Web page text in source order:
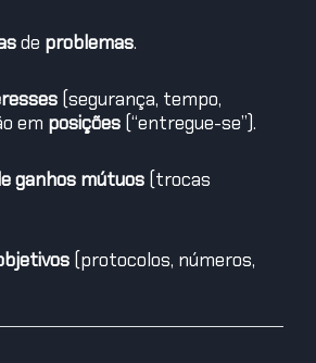
de problemas.
(segurança, tempo,
em posições (“entregue-se”).
ganhos mútuos (trocas
(protocolos, números,